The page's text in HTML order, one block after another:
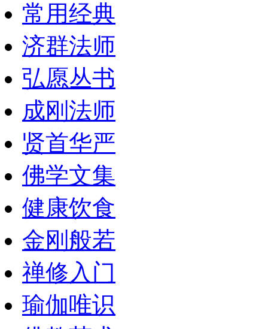
常用经典
济群法师
弘愿丛书
成刚法师
贤首华严
佛学文集
健康饮食
金刚般若
禅修入门
瑜伽唯识